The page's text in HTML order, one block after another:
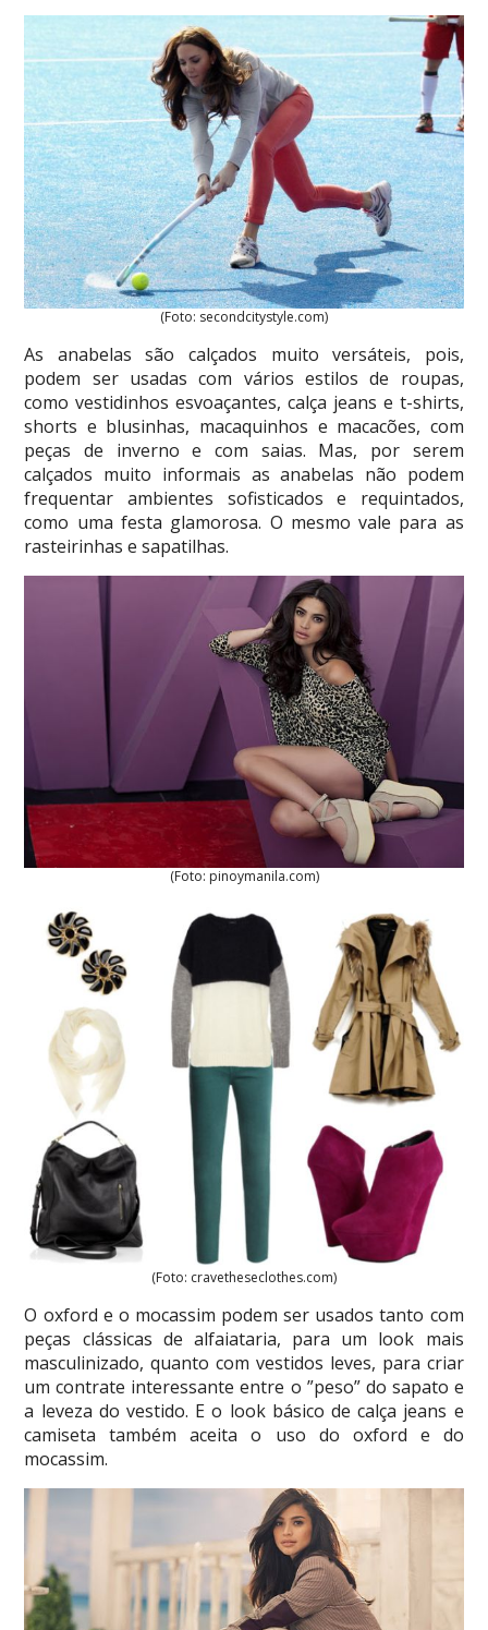
(Foto: secondcitystyle.com)
As anabelas são calçados muito versáteis, pois,
podem ser usadas com vários estilos de roupas,
como vestidinhos esvoaçantes, calça jeans e t-shirts,
shorts e blusinhas, macaquinhos e macacões, com
peças de inverno e com saias. Mas, por serem
calçados muito informais as anabelas não podem
frequentar ambientes sofisticados e requintados,
como uma festa glamorosa. O mesmo vale para as
rasteirinhas e sapatilhas.
(Foto: pinoymanila.com)
(Foto: cravetheseclothes.com)
O oxford e o mocassim podem ser usados tanto com
peças clássicas de alfaiataria, para um look mais
masculinizado, quanto com vestidos leves, para criar
um contrate interessante entre o ”peso” do sapato e
a leveza do vestido. E o look básico de calça jeans e
camiseta também aceita o uso do oxford e do
mocassim.